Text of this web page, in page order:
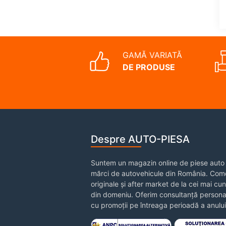
GAMĂ VARIATĂ
DE PRODUSE
Despre AUTO-PIESA
Suntem un magazin online de piese
mărci de autovehicule din România.
originale și after market de la cei mai
din domeniu. Oferim consultanță
cu promoții pe întreaga perioadă a